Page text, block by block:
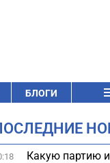
БЛОГИ
Какую партию